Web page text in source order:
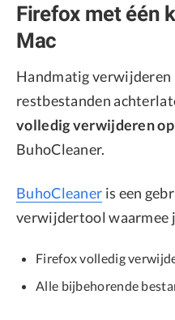
Firefox met één
Mac
Handmatig verwijderen
restbestanden
volledig verwijderen
BuhoCleaner.
BuhoCleaner is een
verwijdertool waarmee
Firefox volledig
Alle bijbehorende